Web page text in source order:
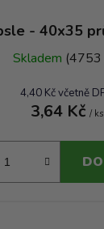
- 40x35
Skladem (4753
4,40 Kč včetně
3,64 Kč / ks